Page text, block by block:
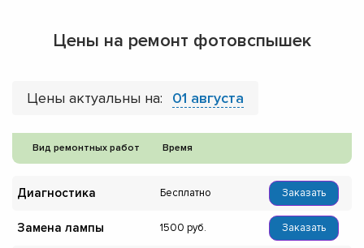
Цены на ремонт фотовспышек
Цены актуальны на: 01 августа
Вид ремонтных работ Время
Диагностика Бесплатно Заказать
Замена лампы 1500 Заказать